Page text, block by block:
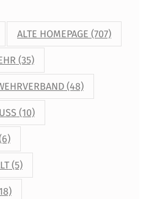
ALTE HOMEPAGE (707)
(35)
(48)
(10)
(5)